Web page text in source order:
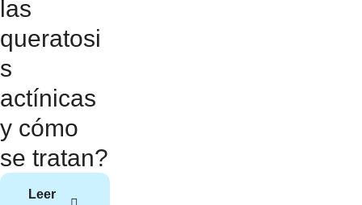
las
queratosi
s
actínicas
y cómo
se tratan?
Leer